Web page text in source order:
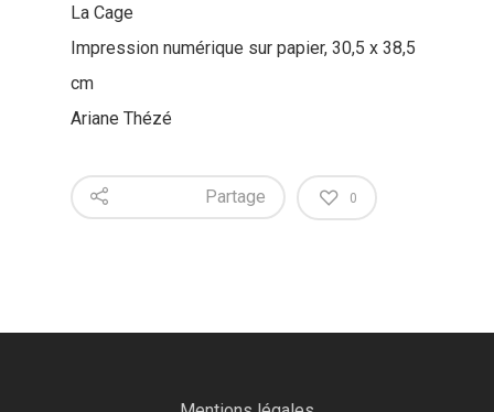
La Cage
Impression numérique sur papier, 30,5 x 38,5
cm
Ariane Thézé
Partage 0